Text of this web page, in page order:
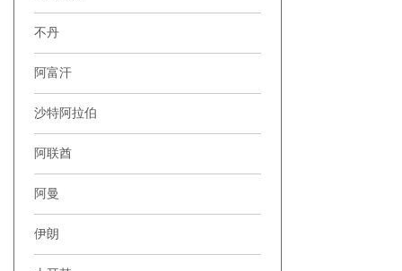
不丹
阿富汗
沙特阿拉伯
阿联酋
阿曼
伊朗